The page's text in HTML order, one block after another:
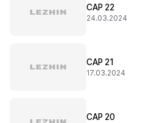
CAP 22
24.03.2024
CAP 21
17.03.2024
CAP 20